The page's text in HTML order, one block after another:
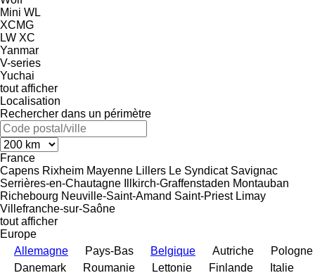
Mini WL
XCMG
LW XC
Yanmar
V-series
Yuchai
tout afficher
Localisation
Rechercher dans un périmètre
France
Capens Rixheim Mayenne Lillers Le Syndicat Savignac
Serrières-en-Chautagne
Illkirch-Graffenstaden Montauban
Richebourg Neuville-Saint-Amand Saint-Priest Limay
Villefranche-sur-Saône
tout afficher
Europe
Allemagne
Pays-Bas Belgique Autriche
Pologne
Danemark
Roumanie Lettonie Finlande
Italie